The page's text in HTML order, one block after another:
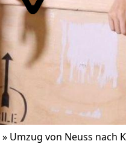
» Umzug von Neuss nach